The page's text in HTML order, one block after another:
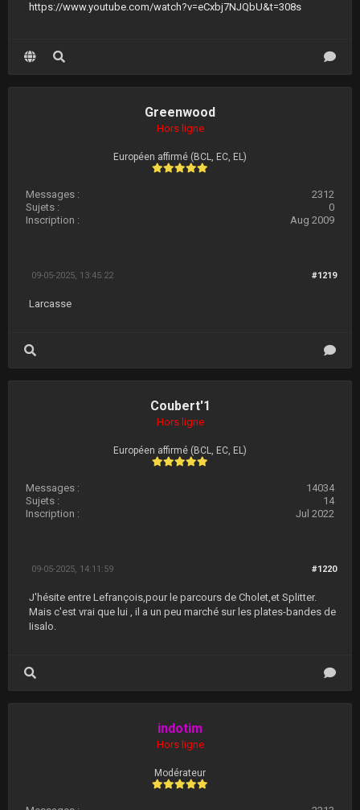
https://www.youtube.com/watch?v=eCxbj7NJQbU&t=308s
Greenwood
Hors ligne
Européen affirmé (BCL, EC, EL)
Messages :
2312
Sujets :
0
Inscription :
Aug 2009
#1219
09-05-2025, 13:45:22
Larcasse
Coubert'1
Hors ligne
Européen affirmé (BCL, EC, EL)
Messages :
14034
Sujets :
14
Inscription :
Jul 2022
#1220
09-05-2025, 14:11:59
J'hésite entre Lefrançois,pour le parcours de Cholet,et Splitter.
Mais c'est vrai que lui , il a un peu marché sur les plates-bandes de
Iisalo.
indotim
Hors ligne
Modérateur